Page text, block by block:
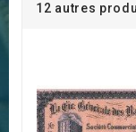
12 autres